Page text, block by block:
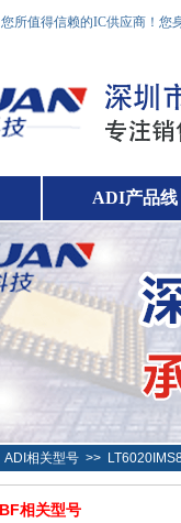
所值得信赖的IC供应商！
ADI产品线
ADI相关型号>>
相关型号